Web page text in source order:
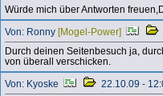
Würde mich über Antworten
Von: Ronny [Mogel-Power]
Durch deinen Seitenbesuch ja,
von überall verschicken.
Von: Kyoske
22.10.09 -